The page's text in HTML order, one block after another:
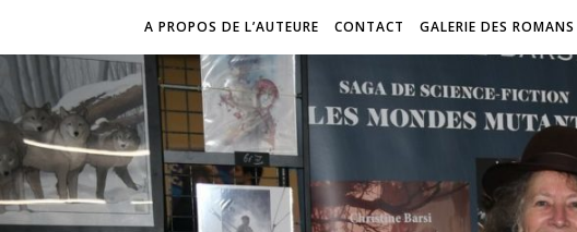
A PROPOS DE L’AUTEURE CONTACT GALERIE DES ROMANS